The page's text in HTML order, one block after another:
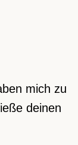
mich zu
deinen